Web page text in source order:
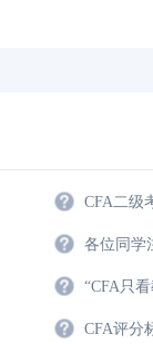
CFA二级
各位同学
“CFA只
CFA评分